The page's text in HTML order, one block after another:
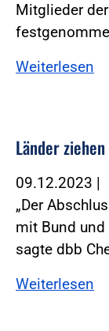
Mitglieder
Weiterlesen
Länder
09.12.2023 |
„Der
mit Bund und
sagte dbb
Weiterlesen